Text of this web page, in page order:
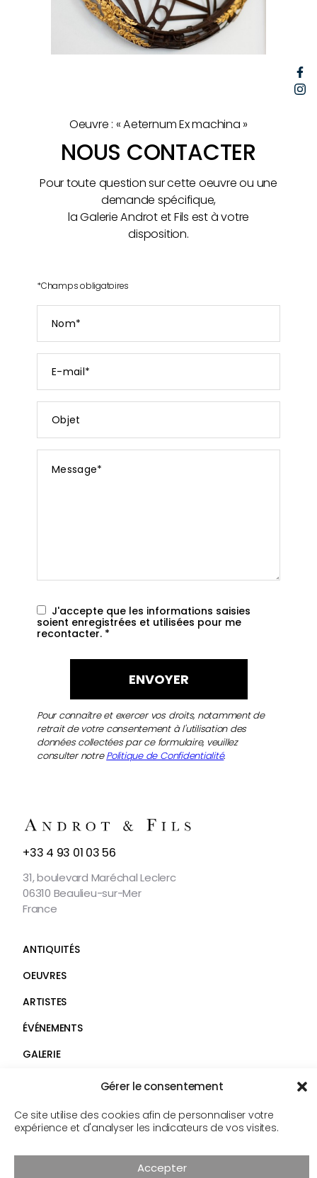
Gérer le consentement
Ce site utilise des cookies afin de personnaliser votre
expérience et d'analyser les indicateurs de vos visites.
Accepter
Oeuvre : « Aeternum Ex machina »
NOUS CONTACTER
Pour toute question sur cette oeuvre ou une
demande spécifique,
la Galerie Androt et Fils est à votre
disposition.
*Champs obligatoires
mail
*
J'accepte que les informations saisies
soient enregistrées et utilisées pour me
recontacter. *
Pour connaître et exercer vos droits, notamment de
retrait de votre consentement à l'utilisation des
données collectées par ce formulaire, veuillez
consulter notrePolitique de Confidentialité.
NOUS
+33 4 93 01 03 56
31, boulevard Maréchal Leclerc
06310 Beaulieu-sur-Mer
France
ANTIQUITÉS
OEUVRES
ARTISTES
ÉVÉNEMENTS
GALERIE
Suivez-
Mentions légales
Confidentialité